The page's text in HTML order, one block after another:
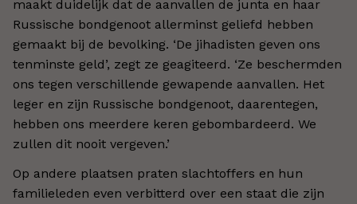
maakt duidelijk dat de aanvallen de junta en haar
Russische bondgenoot allerminst geliefd hebben
gemaakt bij de bevolking. ‘De jihadisten geven ons
tenminste geld’, zegt ze geagiteerd. ‘Ze beschermden
ons tegen verschillende gewapende aanvallen. Het
leger en zijn Russische bondgenoot, daarentegen,
hebben ons meerdere keren gebombardeerd. We
zullen dit nooit vergeven.’
Op andere plaatsen praten slachtoffers en hun
familieleden even verbitterd over een staat die zijn